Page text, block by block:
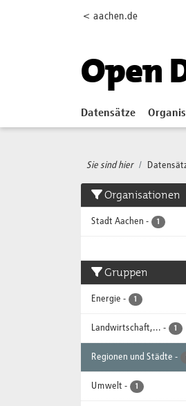
< aachen.de
Open
Datensätze
Sie sind hier
Organisationen
Stadt Aachen - 1
Gruppen
Energie - 1
Landwirtschaft,... - 1
Regionen und Städte -
Umwelt - 1